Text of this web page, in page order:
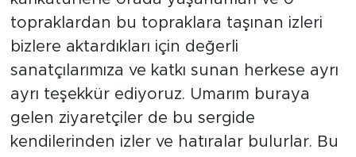
topraklardan bu topraklara taşınan izleri
bizlere aktardıkları için değerli
sanatçılarımıza ve katkı sunan herkese ayrı
ayrı teşekkür ediyoruz. Umarım buraya
gelen ziyaretçiler de bu sergide
kendilerinden izler ve hatıralar bulurlar. Bu